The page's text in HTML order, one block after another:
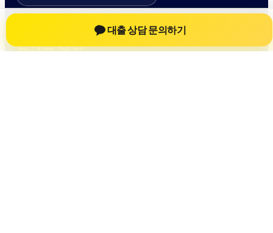
차량담보대출 자동차담보대출 정보를 확
인하는 공간
대출 상담 문의하기